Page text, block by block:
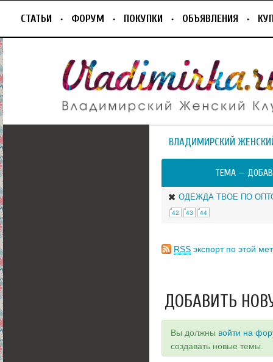
СТАТЬИ ФОРУМ ПОКУПКИ ОБЪЯВЛЕНИЯ
ВЛАДИМИРСКИЙ
ТЕМА —
ОДЕЖДА ТВОЕ ПО
42 43 44
RSS экспорт по этой
ДОБАВИТЬ
Вы должны войти на
создавать новые темы.